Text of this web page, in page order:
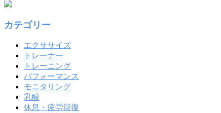
カテゴリー
エクササイズ
トレーナー
トレーニング
パフォーマンス
モニタリング
乳酸
休息・疲労回復